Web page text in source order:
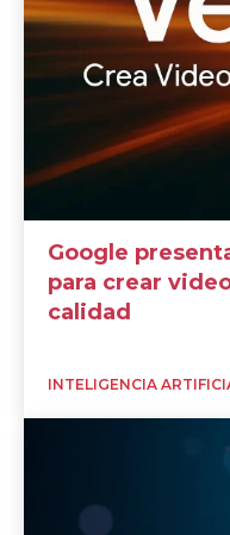
Google
para crear
calidad
INTELIGENCIA